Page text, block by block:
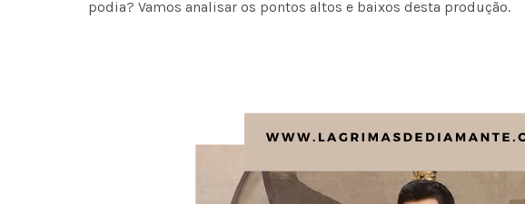
podia? Vamos analisar os pontos altos e baixos desta produção.